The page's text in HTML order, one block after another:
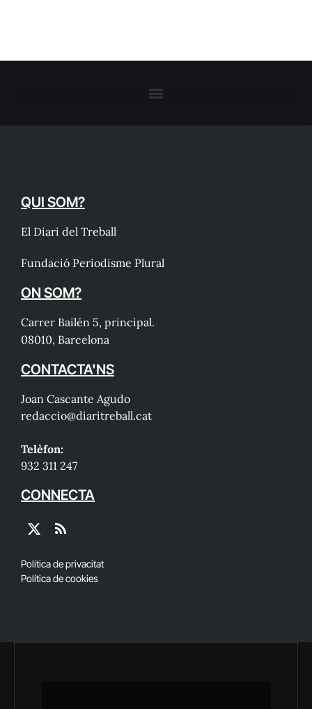
QUI SOM?
El Diari del Treball
Fundació Periodisme Plural
ON SOM?
Carrer Bailén 5, principal.
08010, Barcelona
CONTACTA'NS
Joan Cascante Agudo
redaccio@diaritreball.cat
Telèfon:
932 311 247
CONNECTA
X
RSS
Política de privacitat
Política de cookies